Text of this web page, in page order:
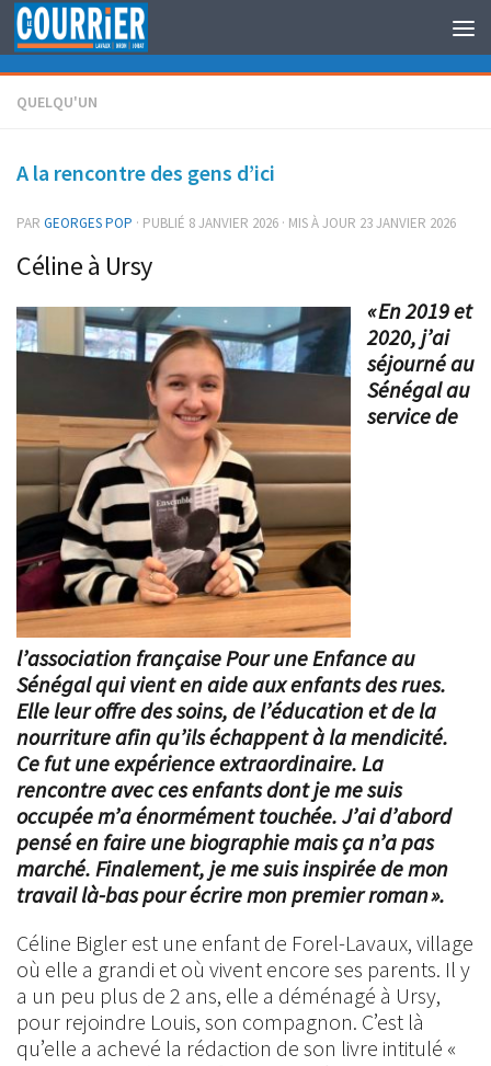
Au dessous du contenu
QUELQU'UN
A la rencontre des gens d’ici
PAR GEORGES POP · PUBLIÉ 8 JANVIER 2026 · MIS À JOUR 23 JANVIER 2026
Céline à Ursy
« En 2019 et
2020, j’ai
séjourné au
Sénégal au
service de
l’association française Pour une Enfance au
Sénégal qui vient en aide aux enfants des rues.
Elle leur offre des soins, de l’éducation et de la
nourriture afin qu’ils échappent à la mendicité.
Ce fut une expérience extraordinaire. La
rencontre avec ces enfants dont je me suis
occupée m’a énormément touchée. J’ai d’abord
pensé en faire une biographie mais ça n’a pas
marché. Finalement, je me suis inspirée de mon
travail là-bas pour écrire mon premier roman ».
Céline Bigler est une enfant de Forel-Lavaux, village
où elle a grandi et où vivent encore ses parents. Il y
a un peu plus de 2 ans, elle a déménagé à Ursy,
pour rejoindre Louis, son compagnon. C’est là
qu’elle a achevé la rédaction de son livre intitulé «